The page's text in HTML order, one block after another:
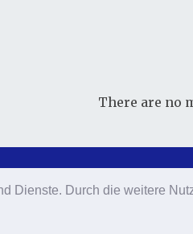
Dienste. Durch die weitere
Dienste. Durch die weitere
There are no